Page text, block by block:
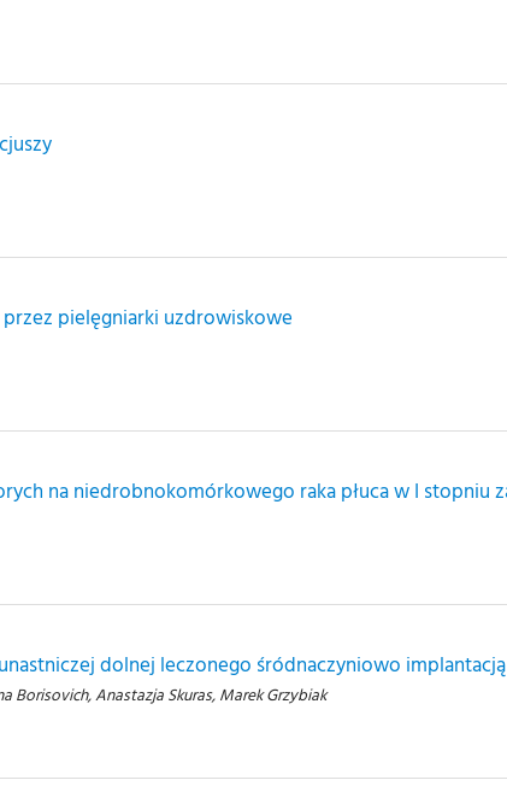
pielęgniarki uzdrowiskowe
na niedrobnokomórkowego raka płuca w I stopniu
dolnej leczonego śródnaczyniowo
Borisovich, Anastazja Skuras, Marek Grzybiak